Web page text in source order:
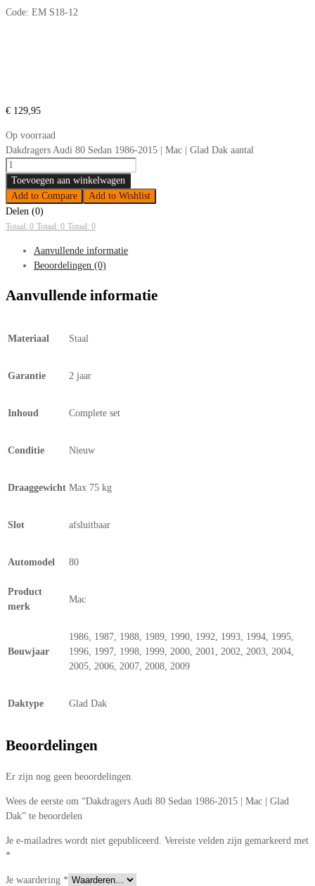
Code: EM S18-12
€ 129,95
Op voorraad
Dakdragers Audi 80 Sedan 1986-2015 | Mac | Glad Dak aantal
Toevoegen aan winkelwagen
Add to Compare
Add to Wishlist
Delen (0)
Totaal: 0 Totaal: 0 Totaal: 0
Aanvullende informatie
Beoordelingen (0)
Aanvullende informatie
Materiaal Staal
Garantie 2 jaar
Inhoud Complete set
Conditie Nieuw
Draaggewicht Max 75 kg
Slot afsluitbaar
Automodel 80
Product
merk
Mac
Bouwjaar
1986, 1987, 1988, 1989, 1990, 1992, 1993, 1994, 1995,
1996, 1997, 1998, 1999, 2000, 2001, 2002, 2003, 2004,
2005, 2006, 2007, 2008, 2009
Daktype Glad Dak
Beoordelingen
Er zijn nog geen beoordelingen.
Wees de eerste om “Dakdragers Audi 80 Sedan 1986-2015 | Mac | Glad
Dak” te beoordelen
Je e-mailadres wordt niet gepubliceerd. Vereiste velden zijn gemarkeerd met
*
Je waardering *